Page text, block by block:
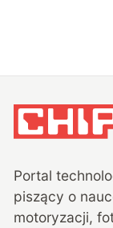
Portal
piszący o
motoryzacji,